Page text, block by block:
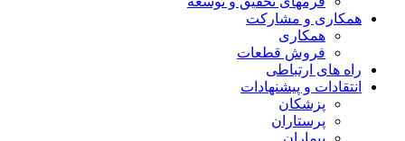
همکاری و مشارکت
همکاری
فروش قطعات
راه های ارتباطی
انتقادات و پيشنهادات
پزشكان
پرستاران
بيماران